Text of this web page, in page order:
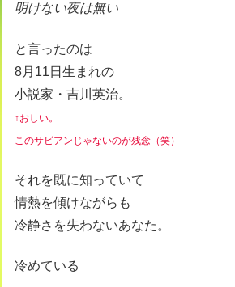
明けない夜は無い
と言ったのは
8月11日生まれの
小説家・吉川英治。
↑おしい。
このサビアンじゃないのが残念（笑）
それを既に知っていて
情熱を傾けながらも
冷静さを失わないあなた。
冷めている